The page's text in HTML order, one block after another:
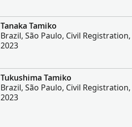
Tanaka Tamiko
Brazil, São Paulo, Civil
2023
Tukushima Tamiko
Brazil, São Paulo, Civil
2023